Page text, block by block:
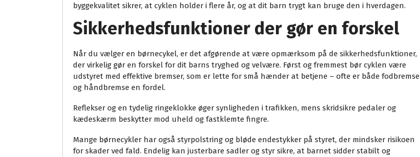
byggekvalitet sikrer, at cyklen holder i flere år, og at dit barn trygt kan bruge den i hverdagen.
Sikkerhedsfunktioner der gør en forskel
Når du vælger en børnecykel, er det afgørende at være opmærksom på de sikkerhedsfunktioner,
der virkelig gør en forskel for dit barns tryghed og velvære. Først og fremmest bør cyklen være
udstyret med effektive bremser, som er lette for små hænder at betjene – ofte er både fodbremse
og håndbremse en fordel.
Reflekser og en tydelig ringeklokke øger synligheden i trafikken, mens skridsikre pedaler og
kædeskærm beskytter mod uheld og fastklemte fingre.
Mange børnecykler har også styrpolstring og bløde endestykker på styret, der mindsker risikoen
for skader ved fald. Endelig kan justerbare sadler og styr sikre, at barnet sidder stabilt og